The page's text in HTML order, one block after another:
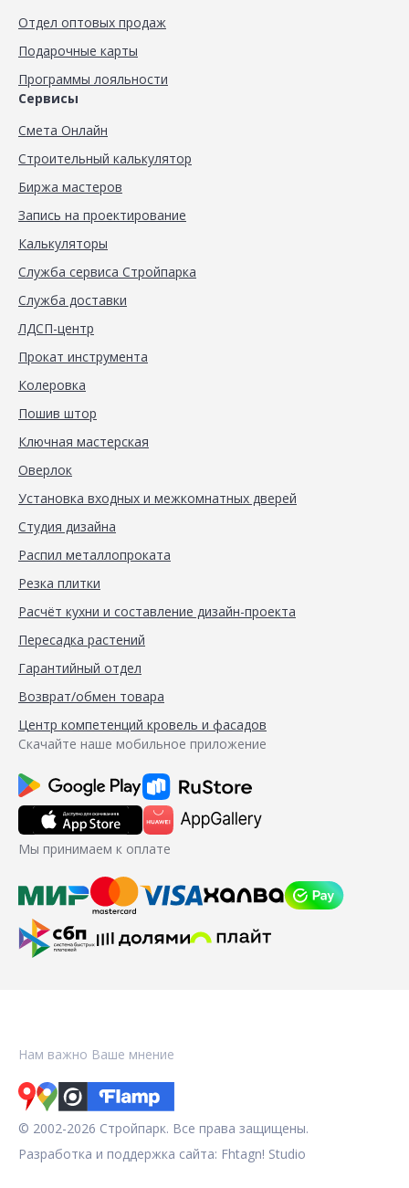
Отдел оптовых продаж
Подарочные карты
Программы лояльности
Сервисы
Смета Онлайн
Строительный калькулятор
Биржа мастеров
Запись на проектирование
Калькуляторы
Служба сервиса Стройпарка
Служба доставки
ЛДСП-центр
Прокат инструмента
Колеровка
Пошив штор
Ключная мастерская
Оверлок
Установка входных и межкомнатных дверей
Студия дизайна
Распил металлопроката
Резка плитки
Расчёт кухни и составление дизайн-проекта
Пересадка растений
Гарантийный отдел
Возврат/обмен товара
Центр компетенций кровель и фасадов
Скачайте наше мобильное приложение
Мы принимаем к оплате
Нам важно Ваше мнение
© 2002-2026 Стройпарк. Все права защищены.
Разработка и поддержка сайта: Fhtagn! Studio